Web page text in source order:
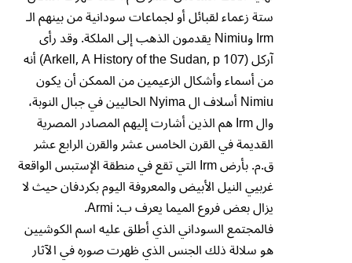
ستة زعماء لقبائل أو لجماعات سودانية من بينهم الـ
Irm وNimiu يقدمون الذهب إلى الملكة. وقد رأى
آركل (Arkell, A History of the Sudan, p 107) أنه
من أسماء وأشكال الزعيمين من الممكن أن يكون
Nimiu أسلاف ال Nyima الحاليين في جبال النوبة،
وال Irm هم الذين أشارت إليهم المصادر المصرية
القديمة في القرن الخامس عشر والقرن الرابع عشر
ق.م. بأرض Irm التي تقع في منطقة الإستبس الواقعة
غربيي النيل الأبيض والمعروفة اليوم بكردفان حيث لا
يزال بعض فروع الميما يعرف ب: Armi.
فالمجتمع السوداني الذي أطلق عليه اسم الكوشيين
هو سلالة ذلك الجنس الذي ظهرت صوره في الآثار